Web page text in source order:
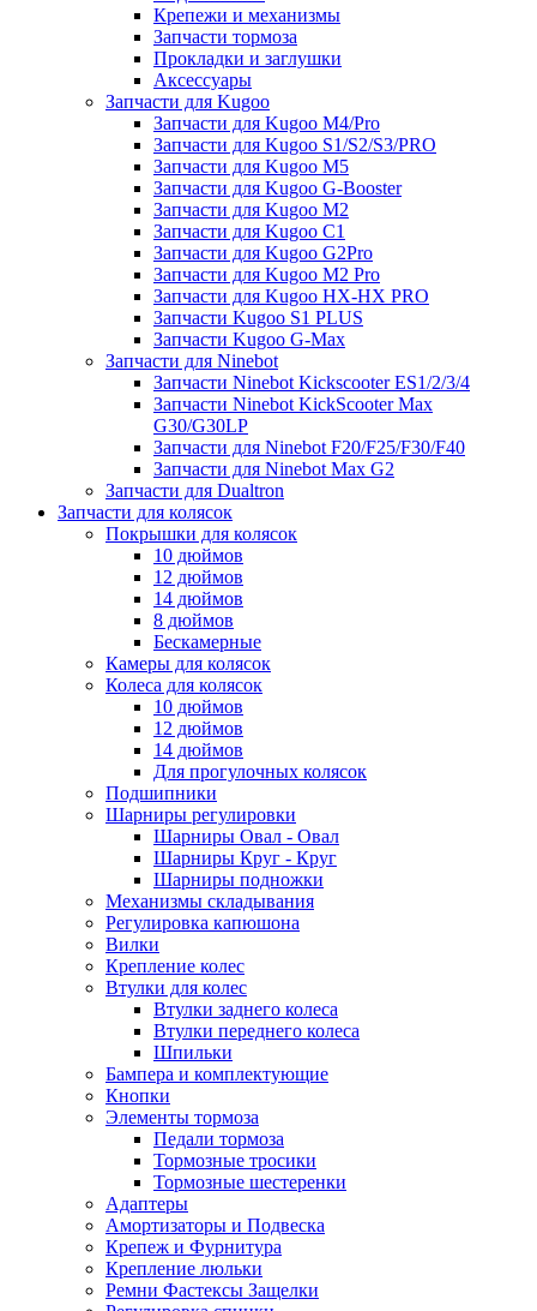
Крепежи и механизмы
Запчасти тормоза
Прокладки и заглушки
Аксессуары
Запчасти для Kugoo
Запчасти для Kugoo M4/Pro
Запчасти для Kugoo S1/S2/S3/PRO
Запчасти для Kugoo M5
Запчасти для Kugoo G-Booster
Запчасти для Kugoo M2
Запчасти для Kugoo C1
Запчасти для Kugoo G2Pro
Запчасти для Kugoo M2 Pro
Запчасти для Kugoo HX-HX PRO
Запчасти Kugoo S1 PLUS
Запчасти Kugoo G-Max
Запчасти для Ninebot
Запчасти Ninebot Kickscooter ES1/2/3/4
Запчасти Ninebot KickScooter Max
G30/G30LP
Запчасти для Ninebot F20/F25/F30/F40
Запчасти для Ninebot Max G2
Запчасти для Dualtron
Запчасти для колясок
Покрышки для колясок
10 дюймов
12 дюймов
14 дюймов
8 дюймов
Бескамерные
Камеры для колясок
Колеса для колясок
10 дюймов
12 дюймов
14 дюймов
Для прогулочных колясок
Подшипники
Шарниры регулировки
Шарниры Овал - Овал
Шарниры Круг - Круг
Шарниры подножки
Механизмы складывания
Регулировка капюшона
Вилки
Крепление колес
Втулки для колес
Втулки заднего колеса
Втулки переднего колеса
Шпильки
Бампера и комплектующие
Кнопки
Элементы тормоза
Педали тормоза
Тормозные тросики
Тормозные шестеренки
Адаптеры
Амортизаторы и Подвеска
Крепеж и Фурнитура
Крепление люльки
Ремни Фастексы Защелки